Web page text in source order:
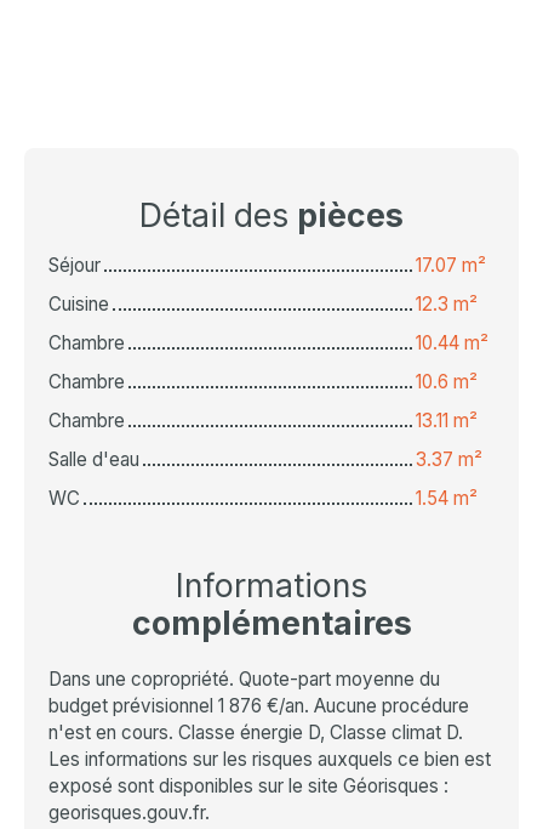
Détail des pièces
Séjour
17.07 m²
Cuisine
12.3 m²
Chambre
10.44 m²
Chambre
10.6 m²
Chambre
13.11 m²
Salle d'eau
3.37 m²
WC
1.54 m²
Informations
complémentaires
Dans une copropriété. Quote-part moyenne du
budget prévisionnel 1 876 €/an. Aucune procédure
n'est en cours. Classe énergie D, Classe climat D.
Les informations sur les risques auxquels ce bien est
exposé sont disponibles sur le site Géorisques :
georisques.gouv.fr.